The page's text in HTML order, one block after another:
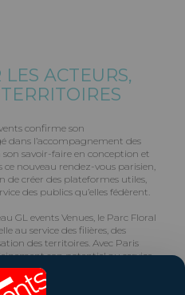
ACTEURS,
confirme son
dans l’accompagnement des
savoir-faire en conception et
nouveau rendez-vous parisien,
créer des plateformes utiles,
des publics qu’elles fédèrent.
GL events Venues, le Parc Floral
au service des filières, des
des territoires. Avec Paris
son potentiel au service